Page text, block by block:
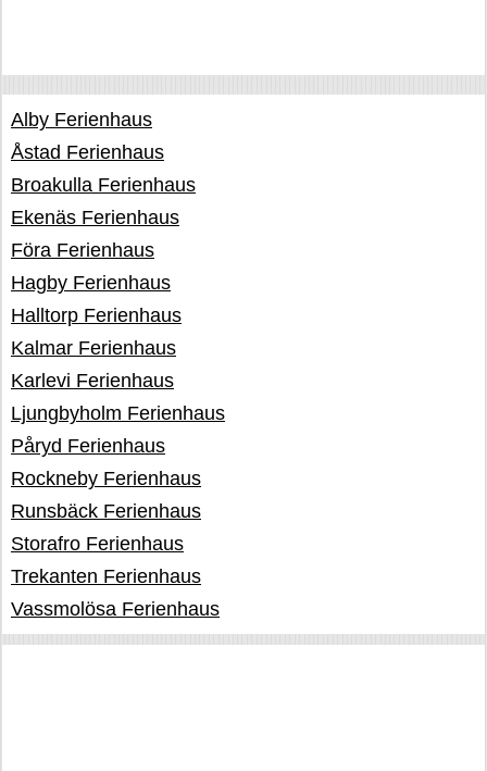
Alby Ferienhaus
Åstad Ferienhaus
Broakulla Ferienhaus
Ekenäs Ferienhaus
Föra Ferienhaus
Hagby Ferienhaus
Halltorp Ferienhaus
Kalmar Ferienhaus
Karlevi Ferienhaus
Ljungbyholm Ferienhaus
Påryd Ferienhaus
Rockneby Ferienhaus
Runsbäck Ferienhaus
Storafro Ferienhaus
Trekanten Ferienhaus
Vassmolösa Ferienhaus